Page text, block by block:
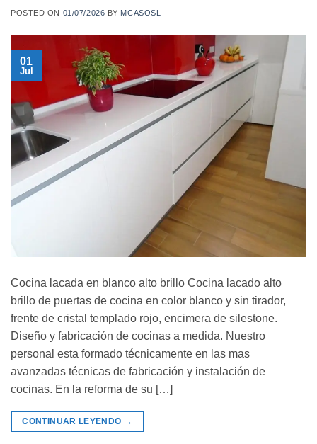
POSTED ON 01/07/2026 BY MCASOSL
01
Jul
Cocina lacada en blanco alto brillo Cocina lacado alto
brillo de puertas de cocina en color blanco y sin tirador,
frente de cristal templado rojo, encimera de silestone.
Diseño y fabricación de cocinas a medida. Nuestro
personal esta formado técnicamente en las mas
avanzadas técnicas de fabricación y instalación de
cocinas. En la reforma de su […]
CONTINUAR LEYENDO →